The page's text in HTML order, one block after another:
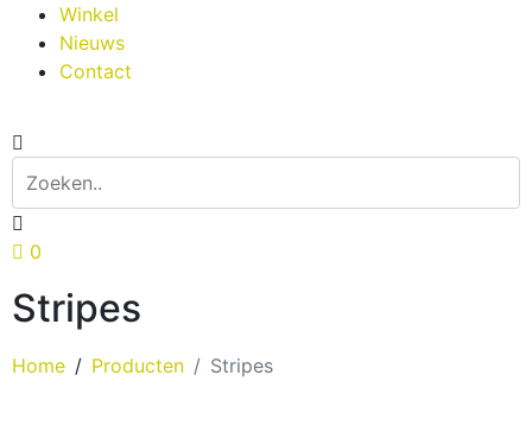
Winkel
Nieuws
Contact
0
Stripes
Home Producten Stripes